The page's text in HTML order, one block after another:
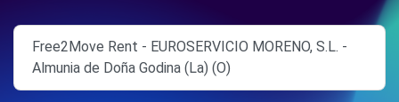
Free2Move Rent - EUROSERVICIO MORENO, S.L. -
Almunia de Doña Godina (La) (O)